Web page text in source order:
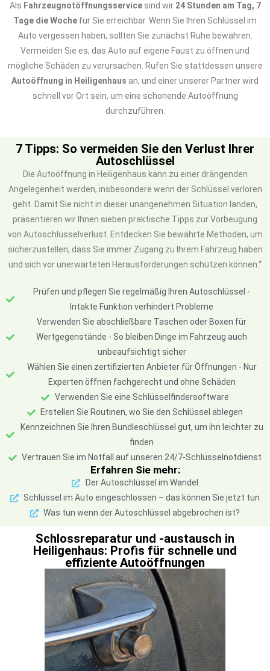
Als Fahrzeugnotöffnungsservicesind wir 24 Stunden am Tag, 7
Tage die Woche für Sie erreichbar. Wenn Sie Ihren Schlüssel im
Auto vergessen haben, sollten Sie zunächst Ruhe bewahren.
Vermeiden Sie es, das Auto auf eigene Faust zu öffnen und
mögliche Schäden zu verursachen. Rufen Sie stattdessen unsere
Autoöffnung in Heiligenhaus an, und einer unserer Partner wird
schnell vor Ort sein, um eine schonende Autoöffnung
durchzuführen.
7 Tipps: So vermeiden Sie den Verlust Ihrer
Autoschlüssel
Die Autoöffnung in Heiligenhaus kann zu einer drängenden
Angelegenheit werden, insbesondere wenn der Schlüssel verloren
geht. Damit Sie nicht in dieser unangenehmen Situation landen,
präsentieren wir Ihnen sieben praktische Tipps zur Vorbeugung
von Autoschlüsselverlust. Entdecken Sie bewährte Methoden, um
sicherzustellen, dass Sie immer Zugang zu Ihrem Fahrzeug haben
und sich vor unerwarteten Herausforderungen schützen können.“
Prüfen und pflegen Sie regelmäßig Ihren Autoschlüssel -
Intakte Funktion verhindert Probleme
Verwenden Sie abschließbare Taschen oder Boxen für
Wertgegenstände - So bleiben Dinge im Fahrzeug auch
unbeaufsichtigt sicher
Wählen Sie einen zertifizierten Anbieter für Öffnungen - Nur
Experten öffnen fachgerecht und ohne Schäden
Verwenden Sie eine Schlüsselfindersoftware
Erstellen Sie Routinen, wo Sie den Schlüssel ablegen
Kennzeichnen Sie Ihren Bundleschlüssel gut, um ihn leichter zu
finden
Vertrauen Sie im Notfall auf unseren 24/7-Schlüsselnotdienst
Erfahren Sie mehr:
Der Autoschlüssel im Wandel
Schlüssel im Auto eingeschlossen – das können Sie jetzt tun
Was tun wenn der Autoschlüssel abgebrochen ist?
Schlossreparatur und -austausch in
Heiligenhaus: Profis für schnelle und
effiziente Autoöffnungen